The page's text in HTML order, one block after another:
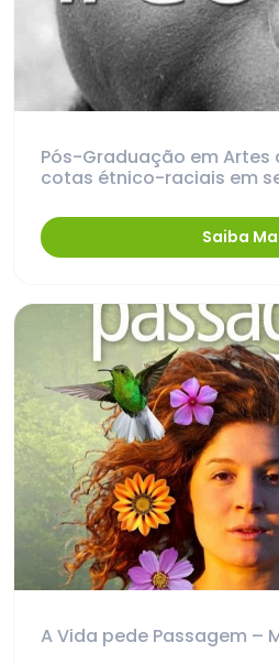
Pós-Graduação em Artes
cotas étnico-raciais em
Saiba
A Vida pede Passagem –